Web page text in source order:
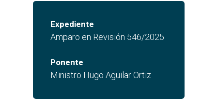
Expediente
Amparo en Revisión 546/2025
Ponente
Ministro Hugo Aguilar Ortiz